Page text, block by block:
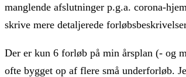
manglende afslutninger p.g.a. corona-
skrive mere detaljerede
Der er kun 6 forløb på min årsplan (- og
ofte bygget op af flere små underforløb.